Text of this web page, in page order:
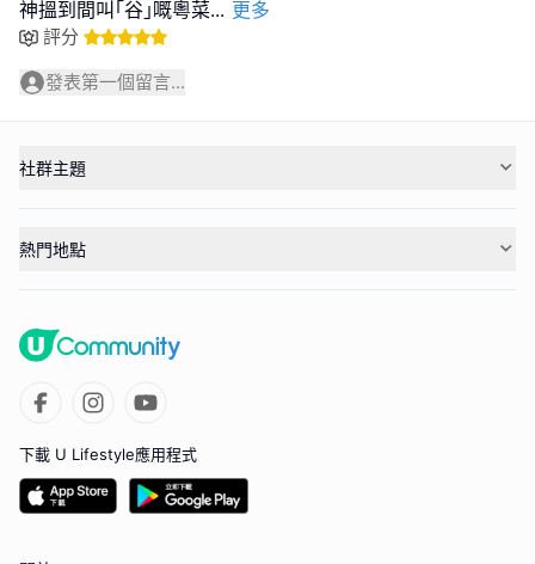
神搵到間叫｢谷｣嘅粵菜... 更多
評分
發表第一個留言...
社群主題
熱門地點
下載 U Lifestyle應用程式